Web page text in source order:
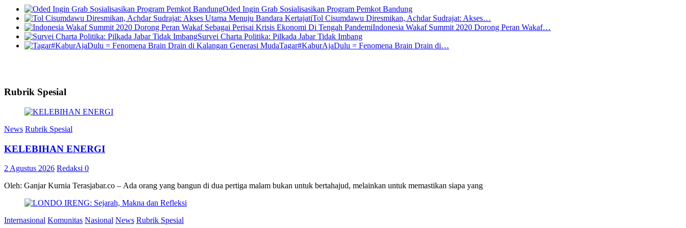
Oded Ingin Grab Sosialisasikan Program Pemkot Bandung
Tol Cisumdawu Diresmikan, Achdar Sudrajat: Akses…
Indonesia Wakaf Summit 2020 Dorong Peran Wakaf…
Survei Charta Politika: Pilkada Jabar Tidak Imbang
Tagar#KaburAjaDulu = Fenomena Brain Drain di…
Rubrik Spesial
News Rubrik Spesial
KELEBIHAN ENERGI
2 Agustus 2026 Redaksi 0
Oleh: Ganjar Kurnia Terasjabar.co – Ada orang yang bangun di dua pertiga malam bukan untuk bertahajud, melainkan untuk memastikan siapa yang
Internasional Komunitas Nasional News Rubrik Spesial